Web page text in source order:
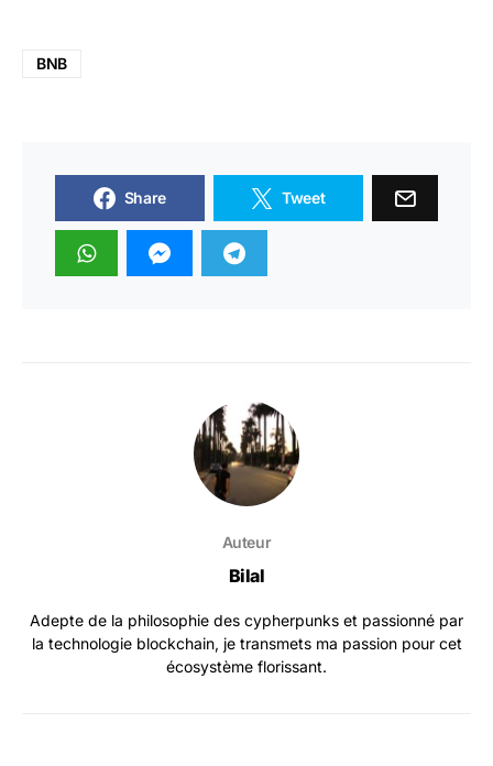
BNB
Share Tweet
Auteur
Bilal
Adepte de la philosophie des cypherpunks et passionné par
la technologie blockchain, je transmets ma passion pour cet
écosystème florissant.